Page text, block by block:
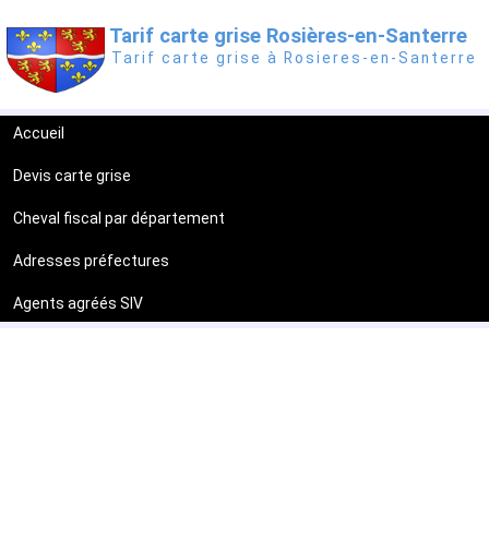
Tarif carte grise Rosières-en-Santerre
Tarif carte grise à Rosieres-en-Santerre
Accueil
Devis carte grise
Cheval fiscal par département
Adresses préfectures
Agents agréés SIV